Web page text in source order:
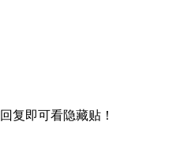
复即可看隐藏贴！